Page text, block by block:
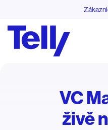
VC
živě